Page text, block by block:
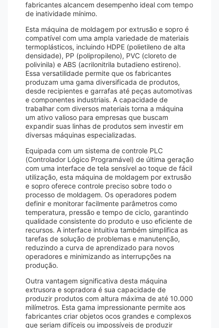
fabricantes alcancem desempenho ideal com tempo
de inatividade mínimo.
Esta máquina de moldagem por extrusão e sopro é
compatível com uma ampla variedade de materiais
termoplásticos, incluindo HDPE (polietileno de alta
densidade), PP (polipropileno), PVC (cloreto de
polivinila) e ABS (acrilonitrila butadieno estireno).
Essa versatilidade permite que os fabricantes
produzam uma gama diversificada de produtos,
desde recipientes e garrafas até peças automotivas
e componentes industriais. A capacidade de
trabalhar com diversos materiais torna a máquina
um ativo valioso para empresas que buscam
expandir suas linhas de produtos sem investir em
diversas máquinas especializadas.
Equipada com um sistema de controle PLC
(Controlador Lógico Programável) de última geração
com uma interface de tela sensível ao toque de fácil
utilização, esta máquina de moldagem por extrusão
e sopro oferece controle preciso sobre todo o
processo de moldagem. Os operadores podem
definir e monitorar facilmente parâmetros como
temperatura, pressão e tempo de ciclo, garantindo
qualidade consistente do produto e uso eficiente de
recursos. A interface intuitiva também simplifica as
tarefas de solução de problemas e manutenção,
reduzindo a curva de aprendizado para novos
operadores e minimizando as interrupções na
produção.
Outra vantagem significativa desta máquina
extrusora e sopradora é sua capacidade de
produzir produtos com altura máxima de até 10.000
milímetros. Esta gama impressionante permite aos
fabricantes criar objetos ocos grandes e complexos
que seriam difíceis ou impossíveis de produzir